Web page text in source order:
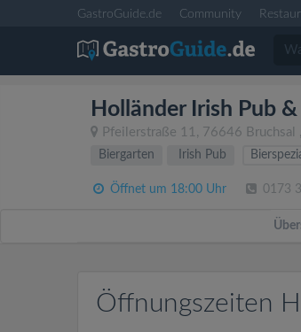
GastroGuide.de Community
Holländer Irish Pub
Pfeilerstraße 11 , 76646 Bruchsal ,
Biergarten
Irish Pub
Öffnet um 18:00 Uhr 0173
Öffnungszeiten